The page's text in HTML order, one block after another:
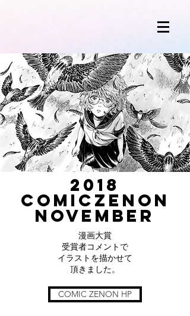
COMIC ZENON HP
漫画大賞
受賞者コメント ​で
イラストを描かせて
頂きました。
2018
​COMICZENON
NOVEMBER